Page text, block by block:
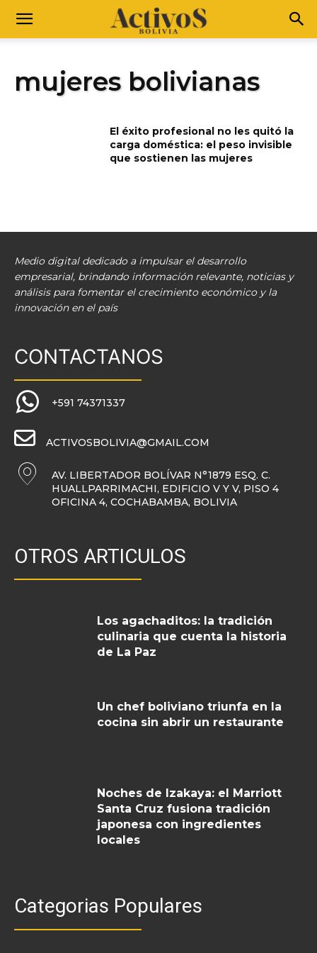
mujeres bolivianas
El éxito profesional no les quitó la
carga doméstica: el peso invisible
que sostienen las mujeres
Medio digital dedicado a impulsar el desarrollo
empresarial, brindando información relevante, noticias y
análisis para fomentar el crecimiento económico y la
innovación en el país
CONTACTANOS
+591 74371337
ACTIVOSBOLIVIA@GMAIL.COM
AV. LIBERTADOR BOLÍVAR N°1879 ESQ. C.
HUALLPARRIMACHI, EDIFICIO V Y V, PISO 4
OFICINA 4, COCHABAMBA, BOLIVIA
OTROS ARTICULOS
Los agachaditos: la tradición
culinaria que cuenta la historia
de La Paz
Un chef boliviano triunfa en la
cocina sin abrir un restaurante
Noches de Izakaya: el Marriott
Santa Cruz fusiona tradición
japonesa con ingredientes
locales
Categorias Populares